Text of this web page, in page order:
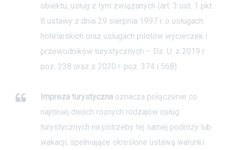
obiektu, usług z tym związanych (art. 3 ust. 1 pkt
8 ustawy z dnia 29 sierpnia 1997 r. o usługach
hotelarskich oraz usługach pilotów wycieczek i
przewodników turystycznych – Dz. U. z 2019 r.
poz. 238 oraz z 2020 r. poz. 374 i 568).
Impreza turystyczna oznacza połączenie co
najmniej dwóch różnych rodzajów usług
turystycznych na potrzeby tej samej podróży lub
wakacji, spełniające określone ustawą warunki